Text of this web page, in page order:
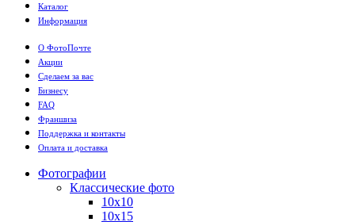
Каталог
Информация
О ФотоПочте
Акции
Сделаем за вас
Бизнесу
FAQ
Франшиза
Поддержка и контакты
Оплата и доставка
Фотографии
Классические фото
10х10
10х15